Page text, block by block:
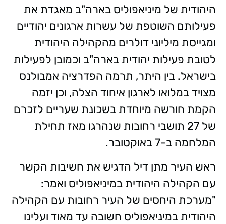
היהודית של מיניאפוליס בארה"ב מאגדת את
פעילותם השוטפת של עשרות ארגונים יהודיים
ומגייסת מיליוני דולרים מהקהילה היהודית
לטובת פעילות יהודית בארה"ב וכמובן לפעילות
בישראל. בין היתר, תרמה הפדרציה אמבולנס
מצויד במלואו לארגון איחוד הצלה, וכן יזמה
הקמת חורשה מיוחדת בשכונת שעריים לזכרם
של 27 תושבי רחובות שנהרגו מאז תחילת
המלחמה ב-7 באוקטובר.
ראש העיר מתן דיל הדגיש את חשיבות הקשר
עם הקהילה היהודית במיניאפוליס ואמר:
"מערכת היחסים של העיר רחובות עם הקהילה
היהודית במיניאפוליס חשובה עד מאוד ועלינו